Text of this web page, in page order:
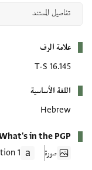
علامة الرف
T-S 16.145
اللغة الأساسية
Hebrew
What's in the PGP
صورة
1 Transcription